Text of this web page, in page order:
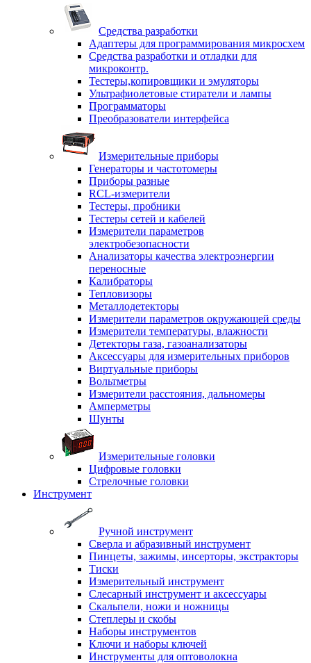
Средства разработки
Адаптеры для программирования микросхем
Средства разработки и отладки для
микроконтр.
Тестеры,копировщики и эмуляторы
Ультрафиолетовые стиратели и лампы
Программаторы
Преобразователи интерфейса
Измерительные приборы
Генераторы и частотомеры
Приборы разные
RCL-измерители
Тестеры, пробники
Тестеры сетей и кабелей
Измерители параметров
электробезопасности
Анализаторы качества электроэнергии
переносные
Калибраторы
Тепловизоры
Металлодетекторы
Измерители параметров окружающей среды
Измерители температуры, влажности
Детекторы газа, газоанализаторы
Аксессуары для измерительных приборов
Виртуальные приборы
Вольтметры
Измерители расстояния, дальномеры
Амперметры
Шунты
Измерительные головки
Цифровые головки
Стрелочные головки
Инструмент
Ручной инструмент
Сверла и абразивный инструмент
Пинцеты, зажимы, инсерторы, экстракторы
Тиски
Измерительный инструмент
Слесарный инструмент и аксессуары
Скальпели, ножи и ножницы
Степлеры и скобы
Наборы инструментов
Ключи и наборы ключей
Инструменты для оптоволокна